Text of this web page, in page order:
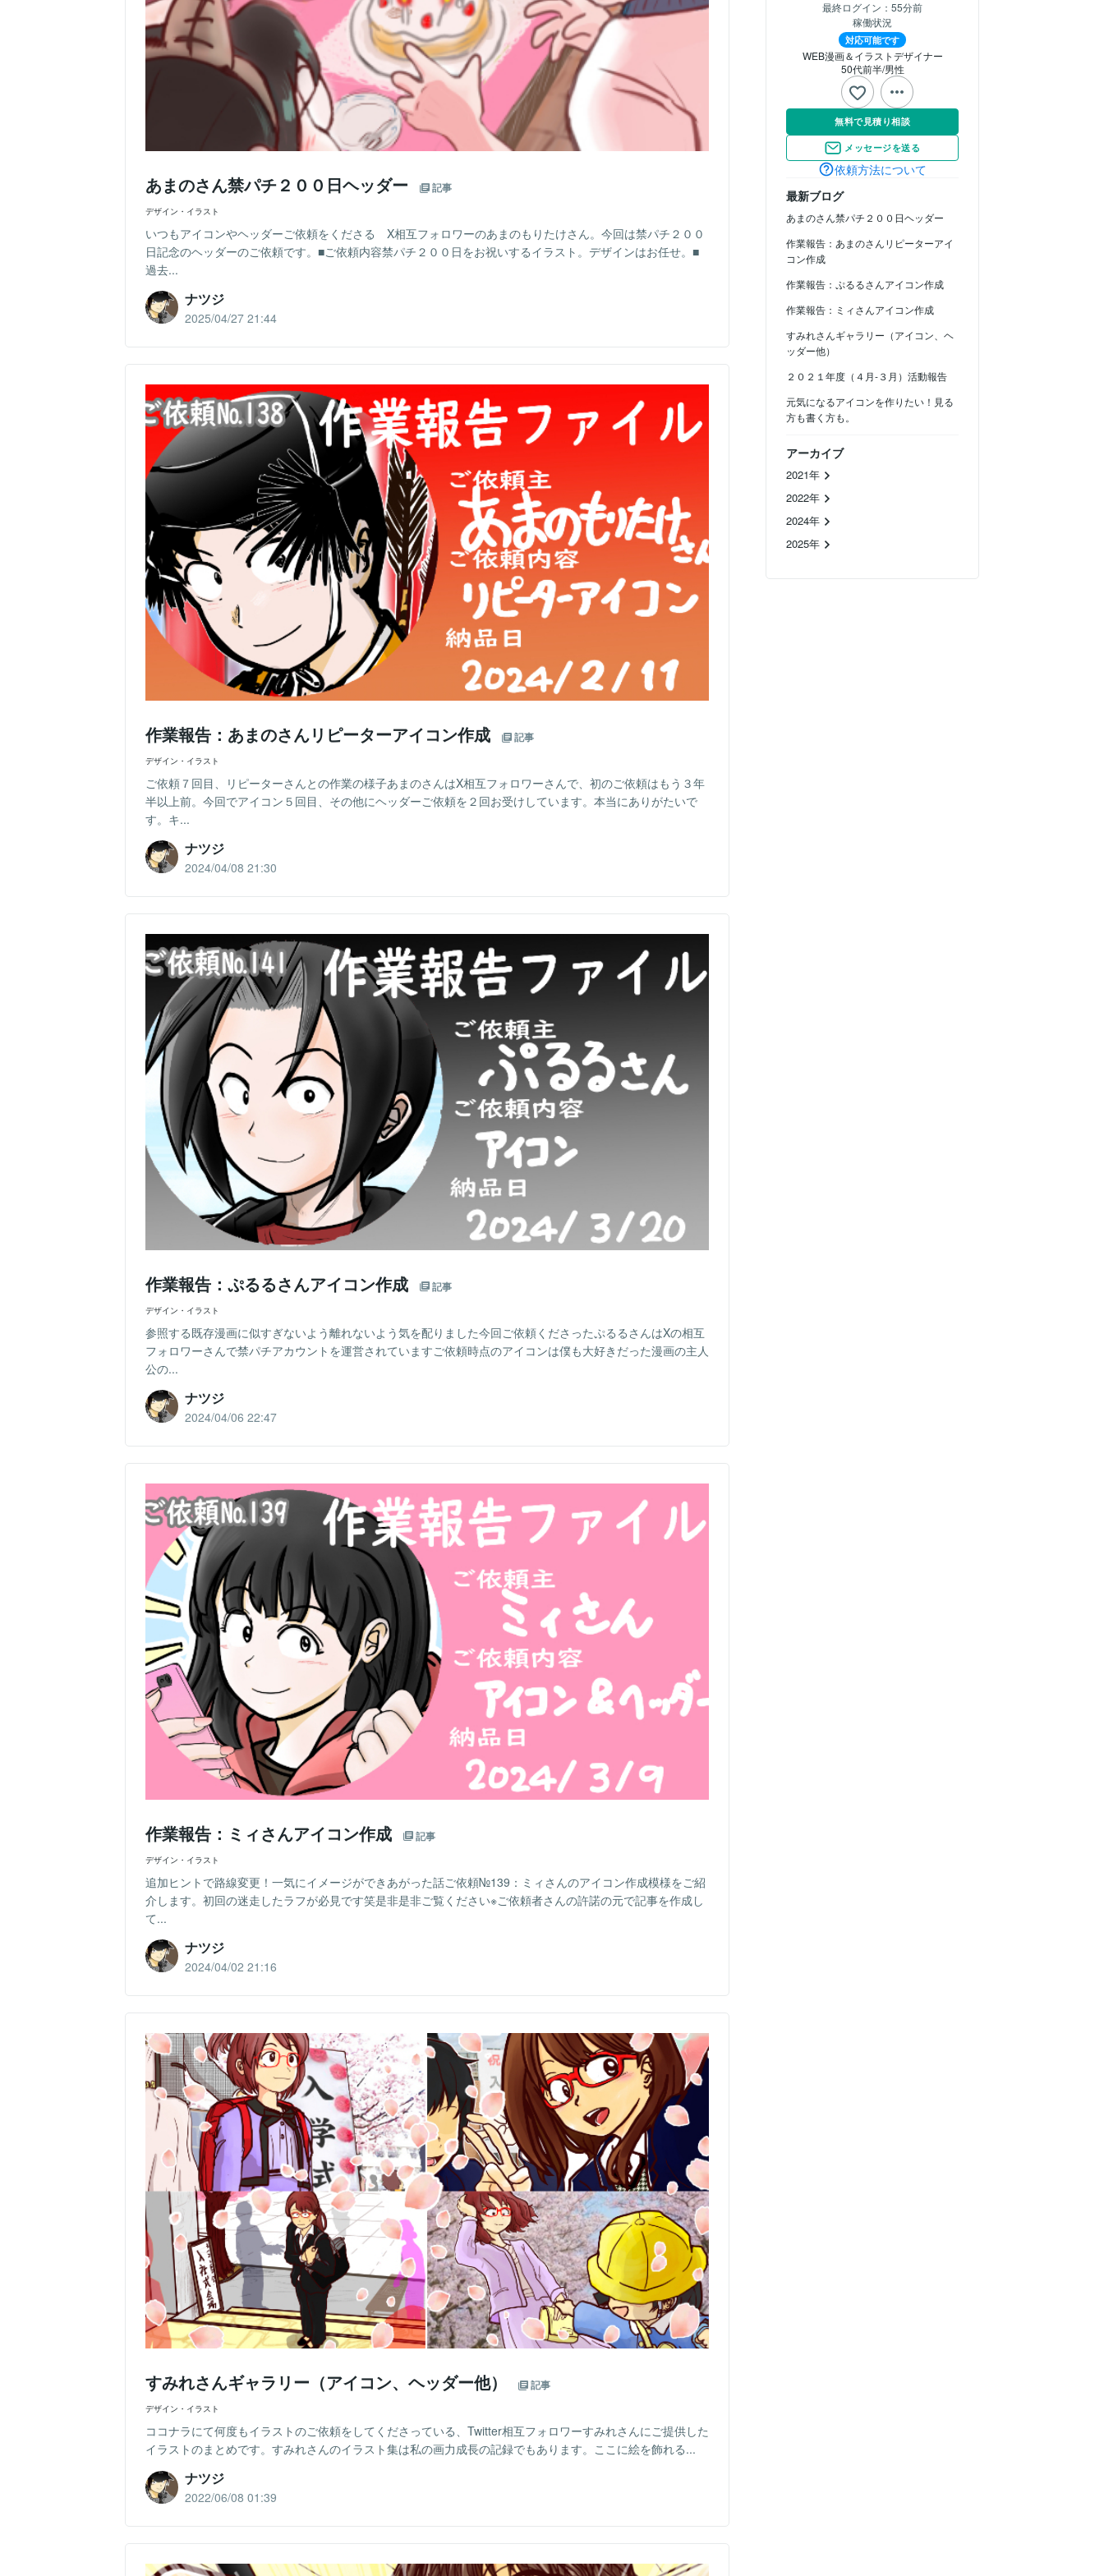
最終ログイン： 55分前
稼働状況
対応可能です
WEB漫画＆イラストデザイナー
50代前半男性
無料で見積り相談
メッセージを送る
依頼方法について
最新ブログ
あまのさん禁パチ２００日ヘッダー
作業報告：あまのさんリピーターアイ
コン作成
作業報告：ぷるるさんアイコン作成
作業報告：ミィさんアイコン作成
すみれさんギャラリー（アイコン、ヘ
ッダー他）
２０２１年度（４月-３月）活動報告
元気になるアイコンを作りたい！見る
方も書く方も。
アーカイブ
2021年
2022年
2024年
2025年
あまのさん禁パチ２００日ヘッダー 記事
デザイン・イラスト
いつもアイコンやヘッダーご依頼をくださる X相互フォロワーのあまのもりたけさん。今回は禁パチ２００
日記念のヘッダーのご依頼です。■ご依頼内容禁パチ２００日をお祝いするイラスト。デザインはお任せ。■
過去...
ナツジ
2025/04/27 21:44
作業報告：あまのさんリピーターアイコン作成 記事
デザイン・イラスト
ご依頼７回目、リピーターさんとの作業の様子あまのさんはX相互フォロワーさんで、初のご依頼はもう３年
半以上前。今回でアイコン５回目、その他にヘッダーご依頼を２回お受けしています。本当にありがたいで
す。キ...
ナツジ
2024/04/08 21:30
作業報告：ぷるるさんアイコン作成 記事
デザイン・イラスト
参照する既存漫画に似すぎないよう離れないよう気を配りました今回ご依頼くださったぷるるさんはXの相互
フォロワーさんで禁パチアカウントを運営されていますご依頼時点のアイコンは僕も大好きだった漫画の主人
公の...
ナツジ
2024/04/06 22:47
作業報告：ミィさんアイコン作成 記事
デザイン・イラスト
追加ヒントで路線変更！一気にイメージができあがった話ご依頼№139：ミィさんのアイコン作成模様をご紹
介します。初回の迷走したラフが必見です笑是非是非ご覧ください※ご依頼者さんの許諾の元で記事を作成し
て...
ナツジ
2024/04/02 21:16
すみれさんギャラリー（アイコン、ヘッダー他） 記事
デザイン・イラスト
ココナラにて何度もイラストのご依頼をしてくださっている、Twitter相互フォロワーすみれさんにご提供した
イラストのまとめです。すみれさんのイラスト集は私の画力成長の記録でもあります。ここに絵を飾れる...
ナツジ
2022/06/08 01:39